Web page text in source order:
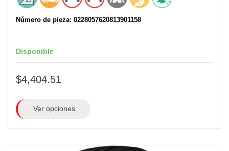
Número de pieza: 0228057620813901158
Disponible
$4,404.51
Ver opciones